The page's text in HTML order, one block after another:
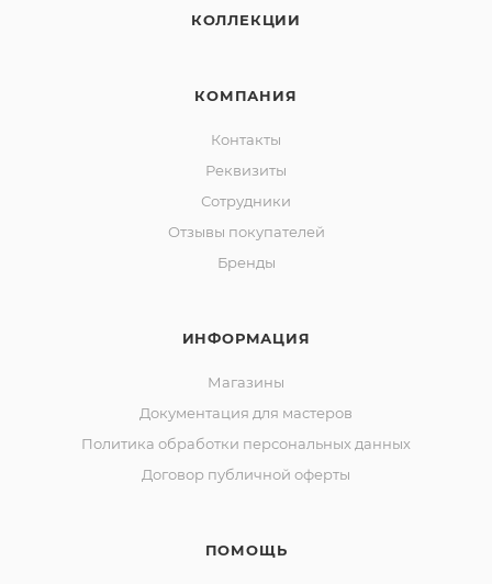
КОЛЛЕКЦИИ
КОМПАНИЯ
Контакты
Реквизиты
Сотрудники
Отзывы покупателей
Бренды
ИНФОРМАЦИЯ
Магазины
Документация для мастеров
Политика обработки персональных данных
Договор публичной оферты
ПОМОЩЬ